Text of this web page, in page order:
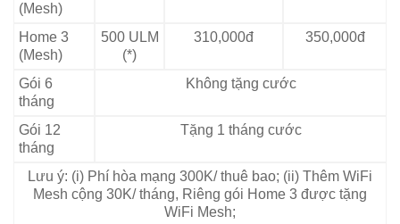
(Mesh)
Home 3
(Mesh)
500 ULM
(*)
310,000đ 350,000đ
Gói 6
tháng
Không tặng cước
Gói 12
tháng
Tặng 1 tháng cước
Lưu ý: (i) Phí hòa mạng 300K/ thuê bao; (ii) Thêm WiFi
Mesh cộng 30K/ tháng, Riêng gói Home 3 được tặng
WiFi Mesh;